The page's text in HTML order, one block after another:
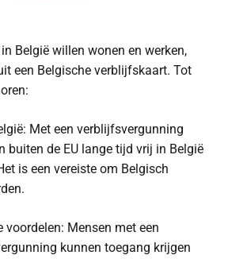
in België willen wonen en werken,
een Belgische verblijfskaart. Tot
Met een verblijfsvergunning
buiten de EU lange tijd vrij in België
is een vereiste om Belgisch
Mensen met een
kunnen toegang krijgen